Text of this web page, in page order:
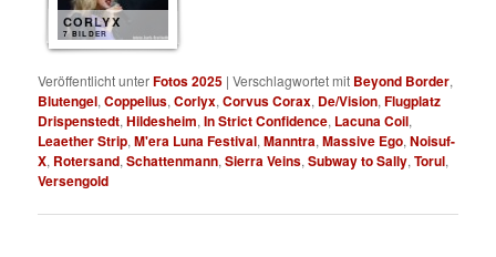
CORLYX
7 BILDER
Veröffentlicht unterFotos 2025 |Verschlagwortet mit Beyond Border,
Blutengel,Coppelius,Corlyx,Corvus Corax, De/Vision,Flugplatz
Drispenstedt,Hildesheim,In Strict Confidence, Lacuna Coil,
Leaether Strip,M'era Luna Festival,Manntra,Massive Ego,Noisuf-
X, Rotersand,Schattenmann,Sierra Veins,Subway to Sally,Torul,
Versengold